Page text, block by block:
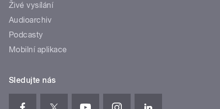
Živé vysílání
Audioarchiv
Podcasty
Mobilní aplikace
Sledujte nás